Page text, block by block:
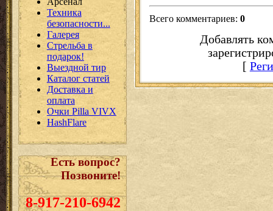
Техника
безопасности...
Галерея
Стрельба в
подарок!
Выездной тир
Каталог статей
Доставка и
оплата
Очки Pilla VIVX
HashFlare
Есть вопрос?
Позвоните!
8-917-210-6942
Всего комментариев: 0
Добавлять
[